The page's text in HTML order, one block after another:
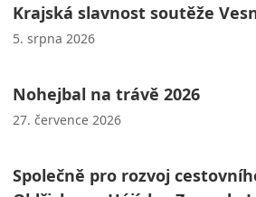
Krajská slavnost soutěže
5. srpna 2026
Nohejbal na trávě 2026
27. července 2026
Společně pro rozvoj